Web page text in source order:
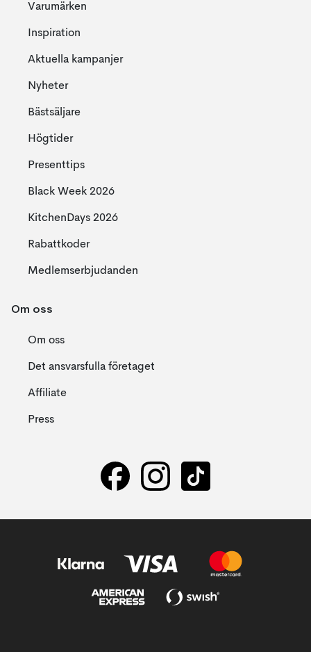
Varumärken
Inspiration
Aktuella kampanjer
Nyheter
Bästsäljare
Högtider
Presenttips
Black Week 2026
KitchenDays 2026
Rabattkoder
Medlemserbjudanden
Om oss
Om oss
Det ansvarsfulla företaget
Affiliate
Press